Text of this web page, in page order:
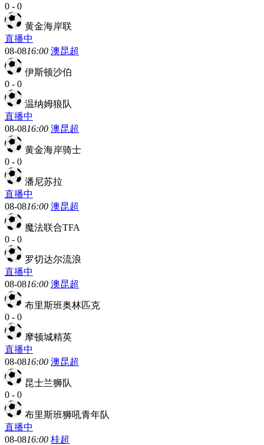
0 - 0
黄金海岸联
直播中
08-0816:00 澳昆超
伊斯顿沙伯
0 - 0
温纳姆狼队
直播中
08-0816:00 澳昆超
黄金海岸骑士
0 - 0
潘尼苏拉
直播中
08-0816:00 澳昆超
魔法联合TFA
0 - 0
罗切达尔流浪
直播中
08-0816:00 澳昆超
布里斯班奥林匹克
0 - 0
摩顿城精英
直播中
08-0816:00 澳昆超
昆士兰狮队
0 - 0
布里斯班狮吼青年队
直播中
08-0816:00 桂超